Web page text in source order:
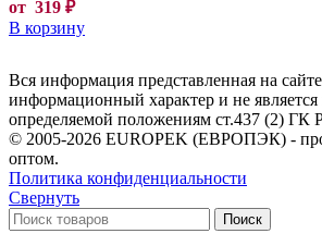
от 319 ₽
В корзину
Вся информация представленная на
информационный характер и не
определяемой положениям ст.437 (2) ГК
© 2005-2026 EUROPEK (ЕВРОПЭК) -
оптом.
Политика конфиденциальности
Свернуть
Поиск